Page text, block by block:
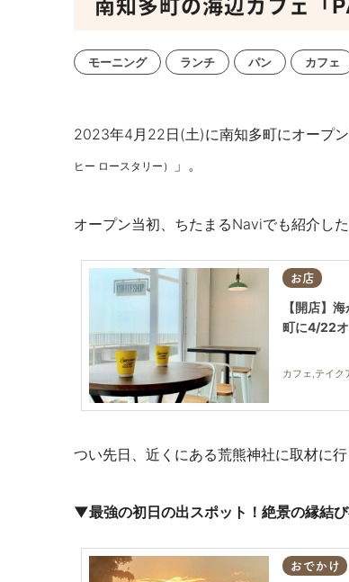
モーニング ランチ パン カフェ
2023年4月 22日(土)に南知多町にオープ
ヒー ロースタリー） 」。
オープン当初、ちたまるNaviでも紹介し
お店
【開店】
町に4/22オ
カフェ,テイク
つい先日、近くにある荒熊神社に取材に
▼最強の初日の出スポット！絶景の縁結
おでかけ